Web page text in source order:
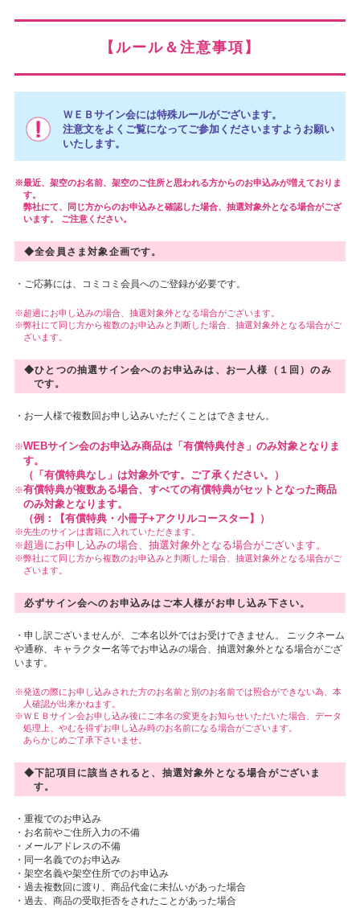
【ルール＆注意事項】
ＷＥＢサイン会には特殊ルールがございます。
注意文をよくご覧になってご参加くださいますようお願い
いたします。
最近、架空のお名前、架空のご住所と思われる方からのお申込みが増えておりま
す。
弊社にて、同じ方からのお申込みと確認した場合、抽選対象外となる場合がござ
います。 ご注意ください。
◆全会員さま対象企画です。
・ご応募には、コミコミ会員へのご登録が必要です。
超過にお申し込みの場合、抽選対象外となる場合がございます。
弊社にて同じ方から複数のお申込みと判断した場合、抽選対象外となる場合がご
ざいます。
◆ひとつの抽選サイン会へのお申込みは、お一人様（１回）のみ
です。
・お一人様で複数回お申し込みいただくことはできません。
WEBサイン会のお申込み商品は「有償特典付き」のみ対象となりま
す。
（「有償特典なし」は対象外です。ご了承ください。）
有償特典が複数ある場合、すべての有償特典がセットとなった商品
のみ対象となります。
（例：【有償特典・小冊子+アクリルコースター】）
先生のサインは書籍に入れていただきます。
超過にお申し込みの場合、抽選対象外となる場合がございます。
弊社にて同じ方から複数のお申込みと判断した場合、抽選対象外となる場合がご
ざいます。
必ずサイン会へのお申込みはご本人様がお申し込み下さい。
・申し訳ございませんが、ご本名以外ではお受けできません。 ニックネーム
や通称、キャラクター名等でお申込みの場合、抽選対象外となる場合がござ
います。
発送の際にお申し込みされた方のお名前と別のお名前では照合ができない為、本
人確認が出来かねます。
ＷＥＢサイン会お申し込み後にご本名の変更をお知らせいただいた場合、データ
処理上、やむを得ずお申し込み時のお名前になる場合がございます。
あらかじめご了承下さいませ。
◆下記項目に該当されると、抽選対象外となる場合がございま
す。
・重複でのお申込み
・お名前やご住所入力の不備
・メールアドレスの不備
・同一名義でのお申込み
・架空名義や架空住所でのお申込み
・過去複数回に渡り、商品代金に未払いがあった場合
・過去、商品の受取拒否をされたことがあった場合